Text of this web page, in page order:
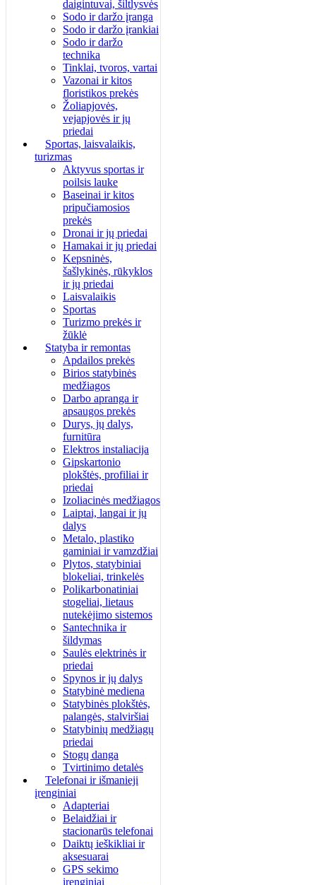
daigintuvai, šiltlysvės
Sodo ir daržo įranga
Sodo ir daržo įrankiai
Sodo ir daržo
technika
Tinklai, tvoros, vartai
Vazonai ir kitos
floristikos prekės
Žoliapjovės,
vejapjovės ir jų
priedai
Sportas, laisvalaikis,
turizmas
Aktyvus sportas ir
poilsis lauke
Baseinai ir kitos
pripučiamosios
prekės
Dronai ir jų priedai
Hamakai ir jų priedai
Kepsninės,
šašlykinės, rūkyklos
ir jų priedai
Laisvalaikis
Sportas
Turizmo prekės ir
žūklė
Statyba ir remontas
Apdailos prekės
Birios statybinės
medžiagos
Darbo apranga ir
apsaugos prekės
Durys, jų dalys,
furnitūra
Elektros instaliacija
Gipskartonio
plokštės, profiliai ir
priedai
Izoliacinės medžiagos
Laiptai, langai ir jų
dalys
Metalo, plastiko
gaminiai ir vamzdžiai
Plytos, statybiniai
blokeliai, trinkelės
Polikarbonatiniai
stogeliai, lietaus
nutekėjimo sistemos
Santechnika ir
šildymas
Saulės elektrinės ir
priedai
Spynos ir jų dalys
Statybinė mediena
Statybinės plokštės,
palangės, stalviršiai
Statybinių medžiagų
priedai
Stogų danga
Tvirtinimo detalės
Telefonai ir išmanieji
įrenginiai
Adapteriai
Belaidžiai ir
stacionarūs telefonai
Daiktų ieškikliai ir
aksesuarai
GPS sekimo
įrenginiai